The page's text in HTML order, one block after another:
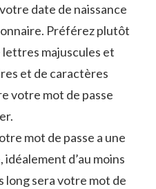
date de ‌naissance
Préférez plutôt
lettres majuscules et
et de caractères
‍votre mot de passe
mot de passe a⁢ une
d’au moins‌
long sera votre mot de